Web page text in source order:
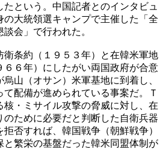
という。中国記者とのインタビュ
の大統領選キャンプで主催した「全
会」で行われた。
衛条約（１９５３年）と在韓米軍地
６６年）にしたがい両国政府が合意
山（オサン）米軍基地に到着し、
配備が進められている事案だ。Ｔ
核・ミサイル攻撃の脅威に対し、在
ために必要だと判断した自衛兵器
否すれば、韓国戦争（朝鮮戦争）
と繁栄の基盤だった韓米同盟体制が